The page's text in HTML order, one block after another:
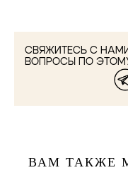
СВЯЖИТЕСЬ С
ВОПРОСЫ ПО
ВАМ ТАКЖЕ